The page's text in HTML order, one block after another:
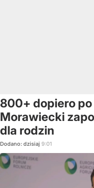
800+ dopiero
Morawiecki
dla rodzin
Dodano: dzisiaj 9:01